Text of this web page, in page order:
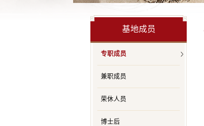
基地成员
专职成员
兼职成员
荣休人员
博士后